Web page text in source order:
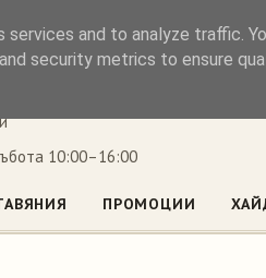
10:00–16:00
ПРОМОЦИИ
and to analyze traffic.
security metrics to ensure